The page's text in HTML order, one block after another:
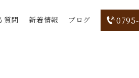
質問 新着情報 ブログ